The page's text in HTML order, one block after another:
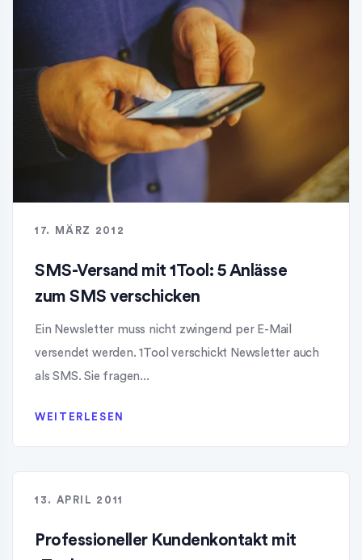
17. MÄRZ 2012
SMS-Versand mit 1Tool: 5 Anlässe
zum SMS verschicken
Ein Newsletter muss nicht zwingend per E-Mail
versendet werden. 1Tool verschickt Newsletter auch
als SMS. Sie fragen...
WEITERLESEN
13. APRIL 2011
Professioneller Kundenkontakt mit